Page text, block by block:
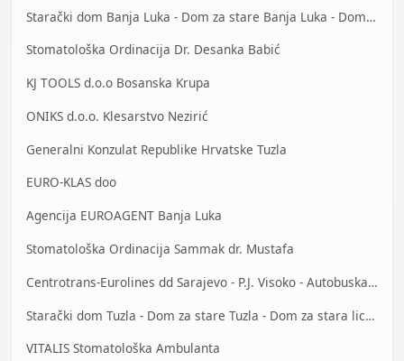
Starački dom Banja Luka - Dom za stare Banja Luka - Dom za stara lica Banjaluka
Stomatološka Ordinacija Dr. Desanka Babić
KJ TOOLS d.o.o Bosanska Krupa
ONIKS d.o.o. Klesarstvo Nezirić
Generalni Konzulat Republike Hrvatske Tuzla
EURO-KLAS doo
Agencija EUROAGENT Banja Luka
Stomatološka Ordinacija Sammak dr. Mustafa
Centrotrans-Eurolines dd Sarajevo - P.J. Visoko - Autobuska stanica
Starački dom Tuzla - Dom za stare Tuzla - Dom za stara lica Tuzla
VITALIS Stomatološka Ambulanta